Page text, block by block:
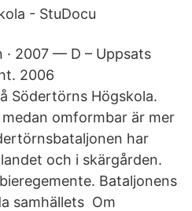
- StuDocu
2007 — D – Uppsats
2006
Södertörns Högskola.
omformbar är mer
har
och i skärgården.
Bataljonens
samhällets Om